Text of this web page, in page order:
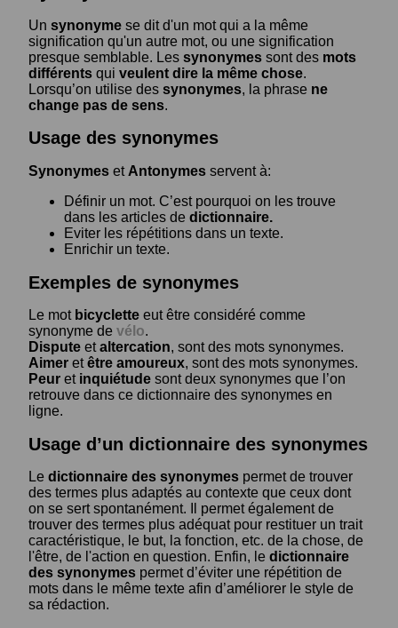
Un synonyme se dit d'un mot qui a la même
signification qu'un autre mot, ou une signification
presque semblable. Les synonymes sont des mots
différents qui veulent dire la même chose.
Lorsqu’on utilise des synonymes, la phrase ne
change pas de sens.
Usage des synonymes
Synonymes et Antonymes servent à:
Définir un mot. C’est pourquoi on les trouve
dans les articles de dictionnaire.
Eviter les répétitions dans un texte.
Enrichir un texte.
Exemples de synonymes
Le mot bicyclette eut être considéré comme
synonyme de vélo.
Dispute etaltercation, sont des mots synonymes.
Aimer etêtre amoureux, sont des mots synonymes.
Peur et inquiétude sont deux synonymes que l’on
retrouve dans ce dictionnaire des synonymes en
ligne.
Usage d’un dictionnaire des synonymes
Le dictionnaire des synonymes permet de trouver
des termes plus adaptés au contexte que ceux dont
on se sert spontanément. Il permet également de
trouver des termes plus adéquat pour restituer un trait
caractéristique, le but, la fonction, etc. de la chose, de
l'être, de l'action en question. Enfin, le dictionnaire
des synonymes permet d’éviter une répétition de
mots dans le même texte afin d’améliorer le style de
sa rédaction.